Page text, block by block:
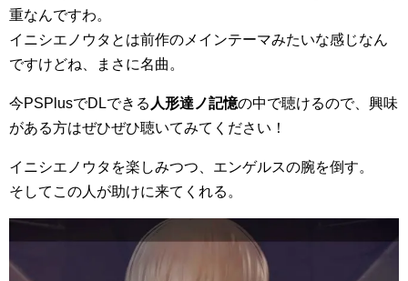
重なんですわ。
イニシエノウタとは前作のメインテーマみたいな感じなん
ですけどね、まさに名曲。
今PSPlusでDLできる 人形達ノ記憶の中で聴けるので、興味
がある方はぜひぜひ聴いてみてください！
イニシエノウタを楽しみつつ、エンゲルスの腕を倒す。
そしてこの人が助けに来てくれる。